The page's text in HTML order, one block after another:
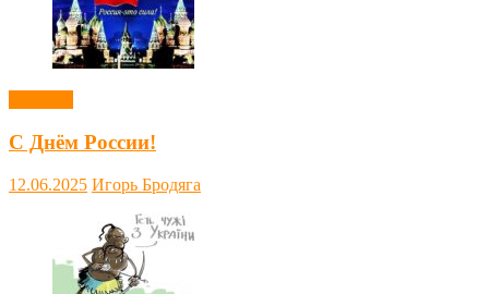
С Днём России!
12.06.2025 Игорь Бродяга